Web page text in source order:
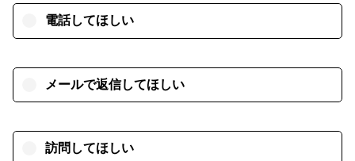
電話してほしい
メールで返信してほしい
訪問してほしい